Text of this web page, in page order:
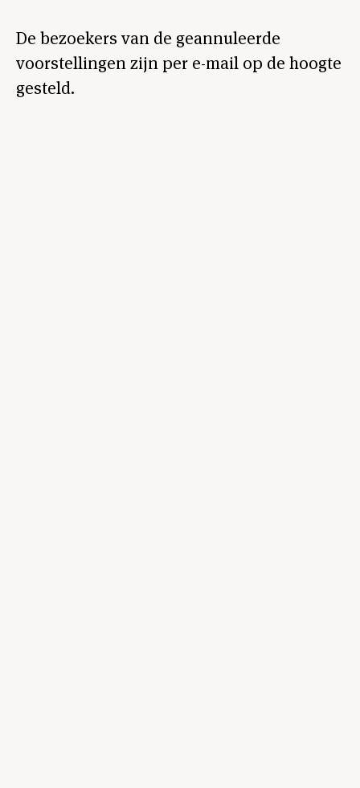
De bezoekers van de geannuleerde
voorstellingen zijn per e-mail op de hoogte
gesteld.